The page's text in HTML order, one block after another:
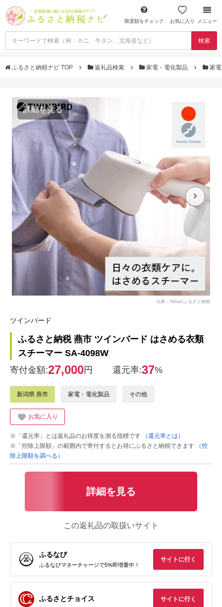
限度額をチェック お気に入り メニュー
検索
ふるさと納税ナビ TOP 返礼品検索 家電・電化製品 家電
詳細を見る
出典：Yahoo!ふるさと納税
ツインバード
ふるさと納税 燕市 ツインバード はさめる衣類
スチーマー SA-4098W
寄付金額:27,000円 還元率:37%
新潟県 燕市 家電・電化製品 その他
お気に入り
※「還元率」とは返礼品のお得度を測る指標です
（還元率とは）
※「控除上限額」の範囲内で寄付するとお得にふるさと納税できます
（控
除上限額を調べる）
詳細を見る
この返礼品の取扱いサイト
ふるなび
ふるなびマネーチャージで5%即増量中！
サイトに行く
ふるさとチョイス サイトに行く